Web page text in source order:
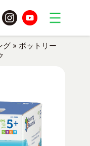
グ » ボットリー